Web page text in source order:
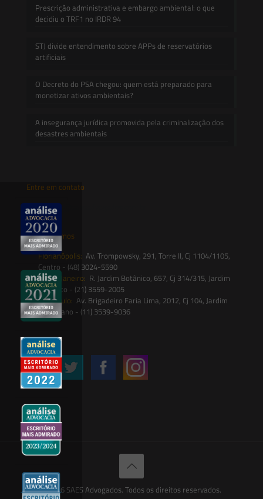
Prescrição administrativa e embargo ambiental: o que
decidiu o TRF1 no IRDR 94
STJ divide entendimento sobre APPs de reservatórios
artificiais
O Decreto do PSA chegou: quem está preparado para
monetizar ativos ambientais?
A insegurança jurídica promovida pela criminalização dos
desastres ambientais
Entre em contato
contato@saesadvogados.com.br
Onde estamos
Florianópolis: Av. Trompowsky, 291, Torre II, Cj 1104/1105,
Centro - (48) 3024-5590
Rio de Janeiro: R. Jardim Botânico, 657, Cj 314/315, Jardim
Botânico - (21) 3559-2005
São Paulo: Av. Brigadeiro Faria Lima, 2012, Cj 104, Jardim
Paulistano - (11) 3539-9036
Siga-nos
© 2026 SAES Advogados. Todos os direitos reservados.